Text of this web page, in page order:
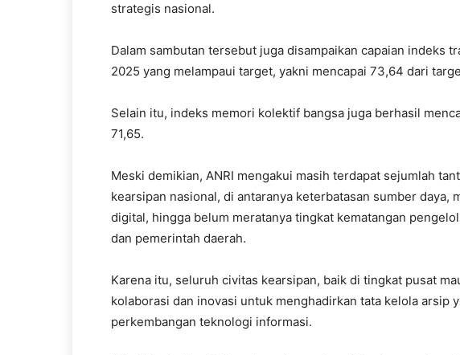
strategis nasional.
Dalam sambutan tersebut juga disampaikan capaian indeks
2025 yang melampaui target, yakni mencapai 73,64 dari
Selain itu, indeks memori kolektif bangsa juga berhasil
71,65.
Meski demikian, ANRI mengakui masih terdapat sejumlah
kearsipan nasional, di antaranya keterbatasan sumber daya,
digital, hingga belum meratanya tingkat kematangan
dan pemerintah daerah.
Karena itu, seluruh civitas kearsipan, baik di tingkat pusat
kolaborasi dan inovasi untuk menghadirkan tata kelola arsip
perkembangan teknologi informasi.